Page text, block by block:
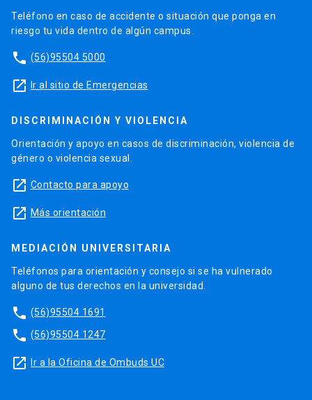
Teléfono en caso de accidente o situación que ponga en
riesgo tu vida dentro de algún campus.
phone (56)95504 5000
launch Ir al sitio de Emergencias
DISCRIMINACIÓN Y VIOLENCIA
Orientación y apoyo en casos de discriminación, violencia de
género o violencia sexual.
launch Contacto para apoyo
launch Más orientación
MEDIACIÓN UNIVERSITARIA
Teléfonos para orientación y consejo si se ha vulnerado
alguno de tus derechos en la universidad.
phone (56)95504 1691
phone (56)95504 1247
launch Ir a la Oficina de Ombuds UC